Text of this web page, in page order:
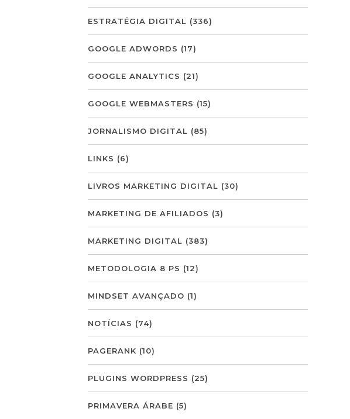
ESTRATÉGIA DIGITAL (336)
GOOGLE ADWORDS (17)
GOOGLE ANALYTICS (21)
GOOGLE WEBMASTERS (15)
JORNALISMO DIGITAL (85)
LINKS (6)
LIVROS MARKETING DIGITAL (30)
MARKETING DE AFILIADOS (3)
MARKETING DIGITAL (383)
METODOLOGIA 8 PS (12)
MINDSET AVANÇADO (1)
NOTÍCIAS (74)
PAGERANK (10)
PLUGINS WORDPRESS (25)
PRIMAVERA ÁRABE (5)